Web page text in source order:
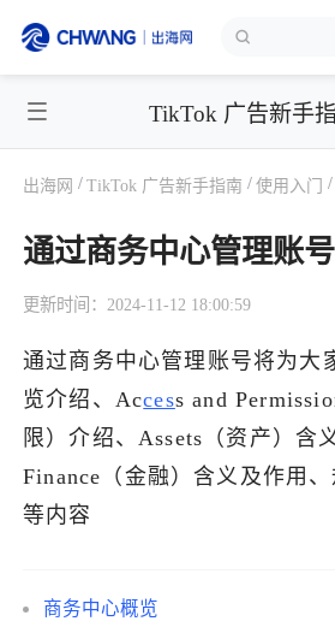
跨境展会
出海服务
出海资讯
跨境报告
出海导航
出海交流群
TikTok 广告新手
出海网 / TikTok 广告新手指南 / 使用入门 /
通过商务中心管理账号
更新时间：2024-11-12 18:00:59
通过商务中心管理账号将为大
览介绍、Access and
限）介绍、Assets（资产）含
Finance（金融）含义及作用
等内容
商务中心概览